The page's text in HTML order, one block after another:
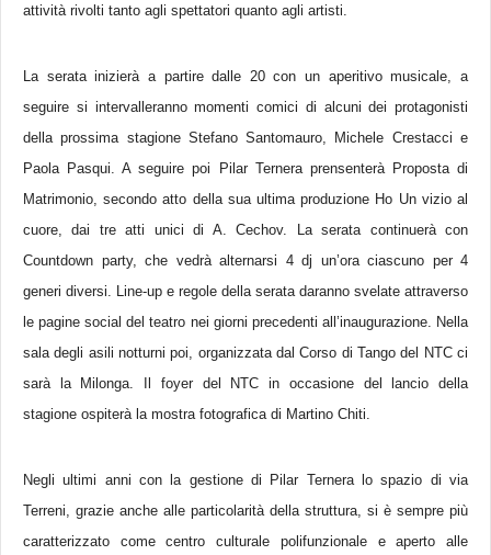
attività rivolti tanto agli spettatori quanto agli artisti.
La serata inizierà a partire dalle 20 con un aperitivo musicale, a
seguire si intervalleranno momenti comici di alcuni dei protagonisti
della prossima stagione Stefano Santomauro, Michele Crestacci e
Paola Pasqui. A seguire poi Pilar Ternera prensenterà Proposta di
Matrimonio, secondo atto della sua ultima produzione Ho Un vizio al
cuore, dai tre atti unici di A. Cechov. La serata continuerà con
Countdown party, che vedrà alternarsi 4 dj un’ora ciascuno per 4
generi diversi. Line-up e regole della serata daranno svelate attraverso
le pagine social del teatro nei giorni precedenti all’inaugurazione. Nella
sala degli asili notturni poi, organizzata dal Corso di Tango del NTC ci
sarà la Milonga. Il foyer del NTC in occasione del lancio della
stagione ospiterà la mostra fotografica di Martino Chiti.
Negli ultimi anni con la gestione di Pilar Ternera lo spazio di via
Terreni, grazie anche alle particolarità della struttura, si è sempre più
caratterizzato come centro culturale polifunzionale e aperto alle